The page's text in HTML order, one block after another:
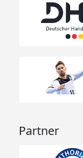
Partner